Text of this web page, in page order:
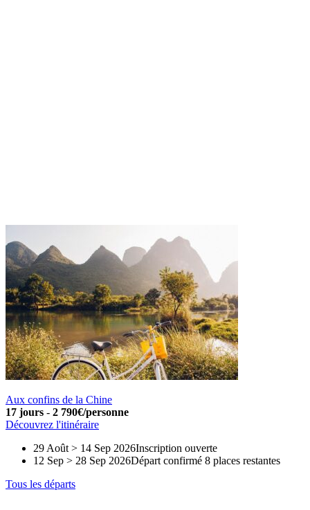
Aux confins de la Chine
17 jours - 2 790€/personne
Découvrez l'itinéraire
29 Août > 14 Sep 2026Inscription ouverte
12 Sep > 28 Sep 2026Départ confirmé 8 places restantes
Tous les départs